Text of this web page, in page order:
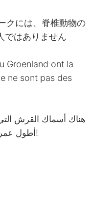
クには、脊椎動物の
ではありません
Groenland ont la
ne sont pas des
أطول عمر معروف لجميع الحيوانات الفقارية. إنهم ليسوا بالغين حتى بلوغهم 150 عامًا!